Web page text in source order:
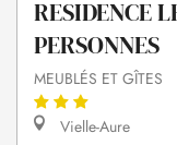
RESIDENCE
PERSONNES
MEUBLÉS ET GÎTES
Vielle-Aure